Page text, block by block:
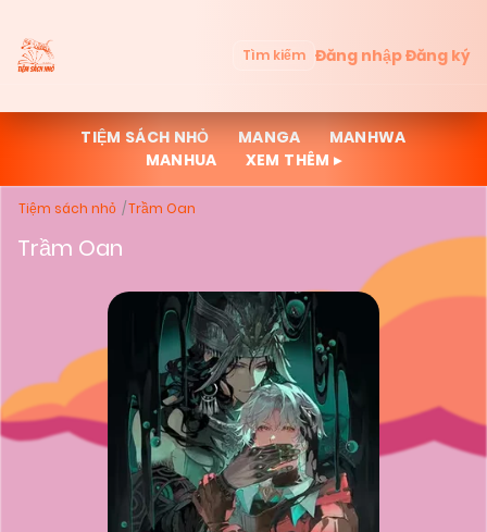
Tìm kiếm Đăng nhậpĐăng ký
TIỆM SÁCH NHỎ MANGA
MANHWA
MANHUA
XEM THÊM ▸
Tiệm sách nhỏ Trầm Oan
Trầm Oan